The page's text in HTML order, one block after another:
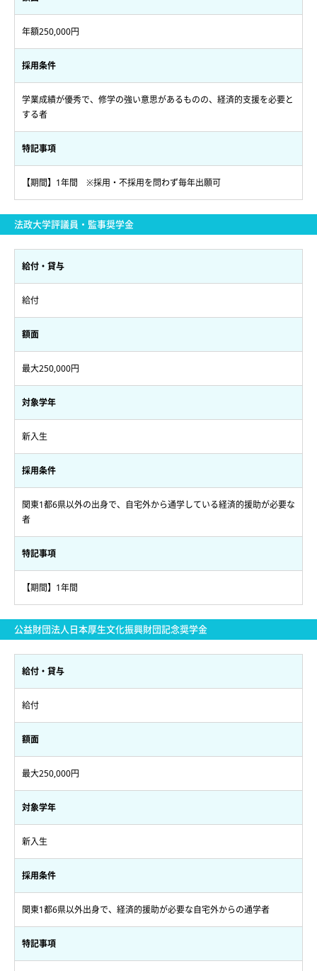
年額250,000円
採用条件
学業成績が優秀で、修学の強い意思があるものの、経済的支援を必要と
する者
特記事項
【期間】1年間 ※採用・不採用を問わず毎年出願可
法政大学評議員・監事奨学金
給付・貸与
給付
額面
最大250,000円
対象学年
新入生
採用条件
関東1都6県以外の出身で、自宅外から通学している経済的援助が必要な
者
特記事項
【期間】1年間
公益財団法人日本厚生文化振興財団記念奨学金
給付・貸与
給付
額面
最大250,000円
対象学年
新入生
採用条件
関東1都6県以外出身で、経済的援助が必要な自宅外からの通学者
特記事項